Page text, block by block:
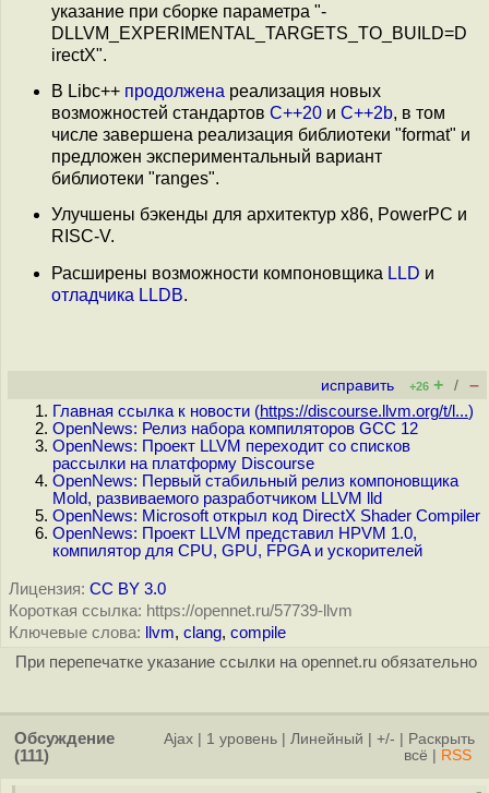
указание при сборке параметра "-
DLLVM_EXPERIMENTAL_TARGETS_TO_BUILD=D
irectX".
В Libc++ продолжена реализация новых
возможностей стандартов C++20 и C++2b, в том
числе завершена реализация библиотеки "format" и
предложен экспериментальный вариант
библиотеки "ranges".
Улучшены бэкенды для архитектур x86, PowerPC и
RISC-V.
Расширены возможности компоновщика LLD и
отладчика LLDB.
исправить +26 + / –
Главная ссылка к новости (https://discourse.llvm.org/t/l...)
OpenNews: Релиз набора компиляторов GCC 12
OpenNews: Проект LLVM переходит со списков
рассылки на платформу Discourse
OpenNews: Первый стабильный релиз компоновщика
Mold, развиваемого разработчиком LLVM lld
OpenNews: Microsoft открыл код DirectX Shader Compiler
OpenNews: Проект LLVM представил HPVM 1.0,
компилятор для CPU, GPU, FPGA и ускорителей
Лицензия: CC BY 3.0
Короткая ссылка: https://opennet.ru/57739-llvm
Ключевые слова:
llvm, clang, compile
При перепечатке указание ссылки на opennet.ru обязательно
Обсуждение
(111)
Ajax 1 уровень Линейный +/-
Раскрыть
всё
RSS